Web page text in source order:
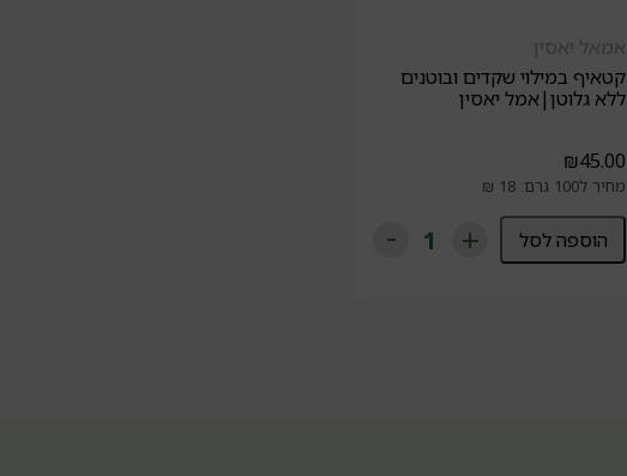
אמאל יאסין
קטאיף במילוי שקדים ובוטנים
ללא גלוטן|אמל יאסין
₪45.00
מחיר ל100 גרם: 18 ₪
הוספה לסל